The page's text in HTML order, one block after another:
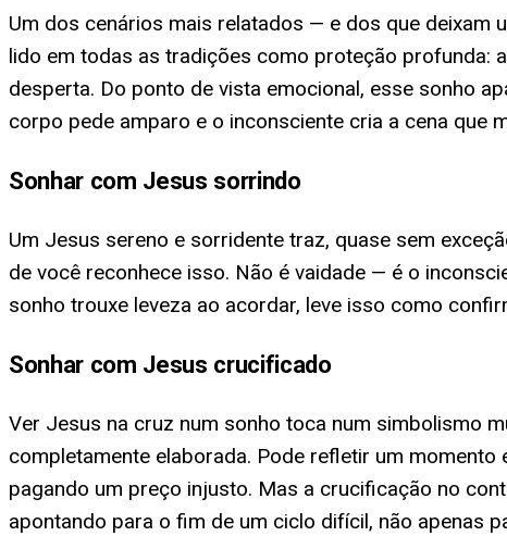
Um dos cenários mais relatados — e dos que deixam
lido em todas as tradições como proteção profunda:
desperta. Do ponto de vista emocional, esse sonho
corpo pede amparo e o inconsciente cria a cena que
Sonhar com Jesus sorrindo
Um Jesus sereno e sorridente traz, quase sem
de você reconhece isso. Não é vaidade — é o
sonho trouxe leveza ao acordar, leve isso como
Sonhar com Jesus crucificado
Ver Jesus na cruz num sonho toca num simbolismo
completamente elaborada. Pode refletir um
pagando um preço injusto. Mas a crucificação no
apontando para o fim de um ciclo difícil, não apenas